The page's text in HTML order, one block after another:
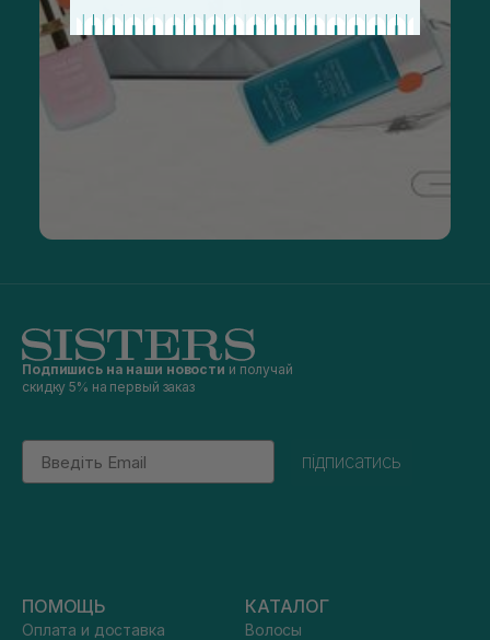
Подпишись на наши новости и получай
скидку 5% на первый заказ
Email
підписатись
ПОМОЩЬ
Оплата и доставка
КАТАЛОГ
Волосы